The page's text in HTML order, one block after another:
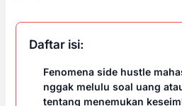
Daftar isi:
Fenomena side hustle
nggak melulu soal uang
tentang menemukan